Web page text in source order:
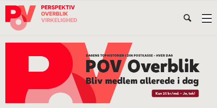
Gå
direkte
Skip
indhold
Gå
direkte